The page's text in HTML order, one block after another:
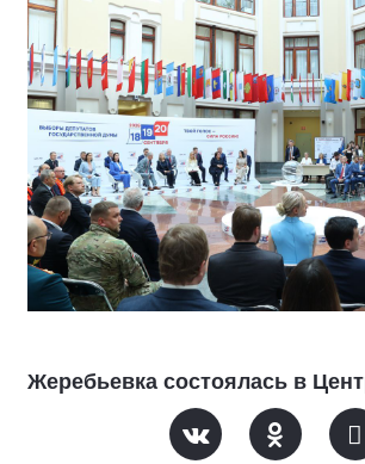
Жеребьевка состоялась в